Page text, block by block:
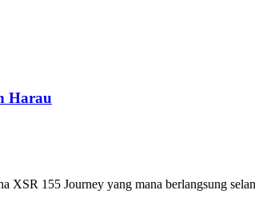
Harau
XSR 155 Journey yang mana berlangsung